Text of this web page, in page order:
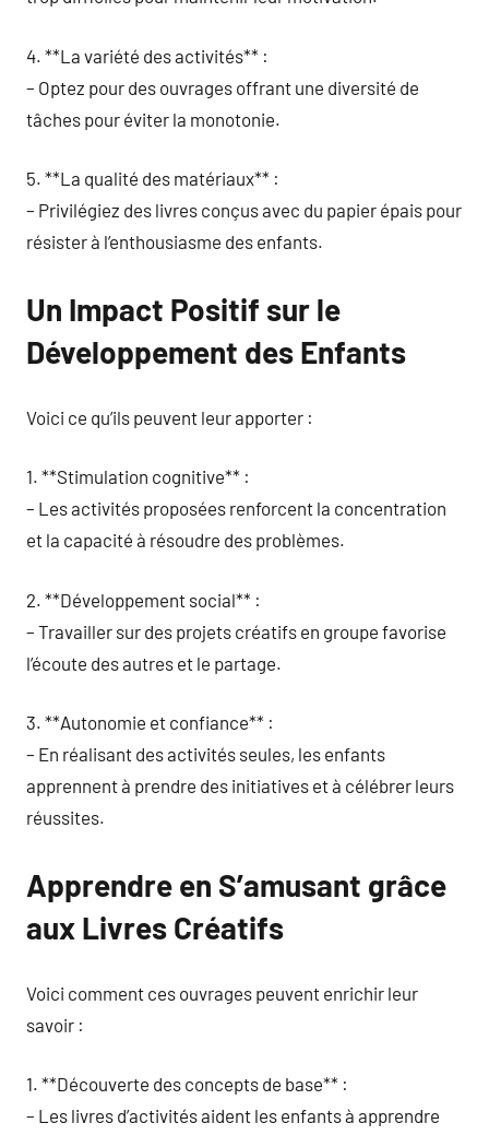
4. **La variété des activités** :
– Optez pour des ouvrages offrant une diversité de
tâches pour éviter la monotonie.
5. **La qualité des matériaux** :
– Privilégiez des livres conçus avec du papier épais pour
résister à l’enthousiasme des enfants.
Un Impact Positif sur le
Développement des Enfants
Voici ce qu’ils peuvent leur apporter :
1. **Stimulation cognitive** :
– Les activités proposées renforcent la concentration
et la capacité à résoudre des problèmes.
2. **Développement social** :
– Travailler sur des projets créatifs en groupe favorise
l’écoute des autres et le partage.
3. **Autonomie et confiance** :
– En réalisant des activités seules, les enfants
apprennent à prendre des initiatives et à célébrer leurs
réussites.
Apprendre en S’amusant grâce
aux Livres Créatifs
Voici comment ces ouvrages peuvent enrichir leur
savoir :
1. **Découverte des concepts de base** :
– Les livres d’activités aident les enfants à apprendre